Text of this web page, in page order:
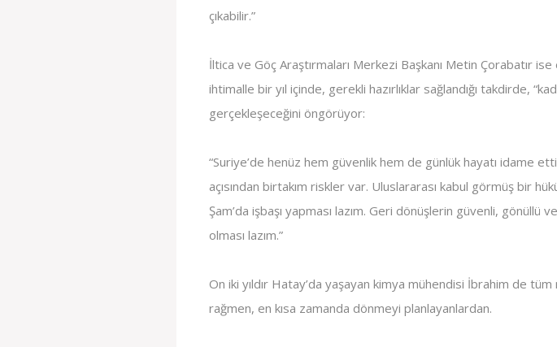
çıkabilir.”
İltica ve Göç Araştırmaları Merkezi Başkanı Metin Çorabatır ise
ihtimalle bir yıl içinde, gerekli hazırlıklar sağlandığı takdirde,
gerçekleşeceğini öngörüyor:
“Suriye’de henüz hem güvenlik hem de günlük hayatı idame
açısından birtakım riskler var. Uluslararası kabul görmüş bir
Şam’da işbaşı yapması lazım. Geri dönüşlerin güvenli, gönüllü
olması lazım.”
On iki yıldır Hatay’da yaşayan kimya mühendisi İbrahim de
rağmen, en kısa zamanda dönmeyi planlayanlardan.